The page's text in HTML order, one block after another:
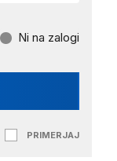
Ni na zalogi
PRIMERJAJ